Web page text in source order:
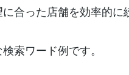
合った店舗を効率的に
索ワード例です。